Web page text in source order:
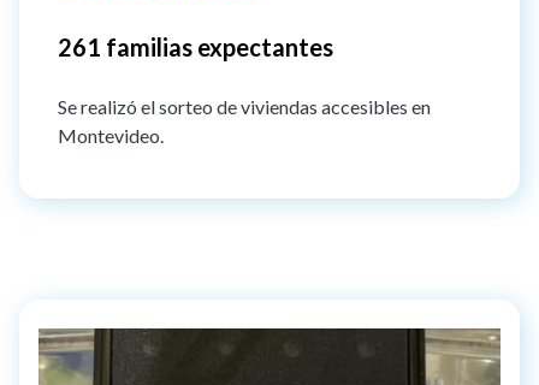
261 familias expectantes
Se realizó el sorteo de viviendas accesibles en
Montevideo.